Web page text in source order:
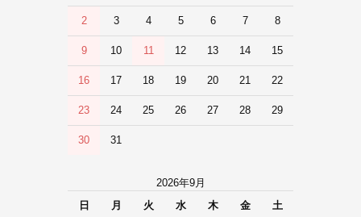
2 3 4 5 6 7 8
9 10 11 12 13 14 15
16 17 18 19 20 21 22
23 24 25 26 27 28 29
30 31
2026年9月
日
月 火 水 木 金 土